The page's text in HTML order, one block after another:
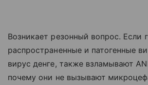
Возникает резонный вопрос. Если
распространенные и патогенные
вирус денге, также взламывают
почему они не вызывают